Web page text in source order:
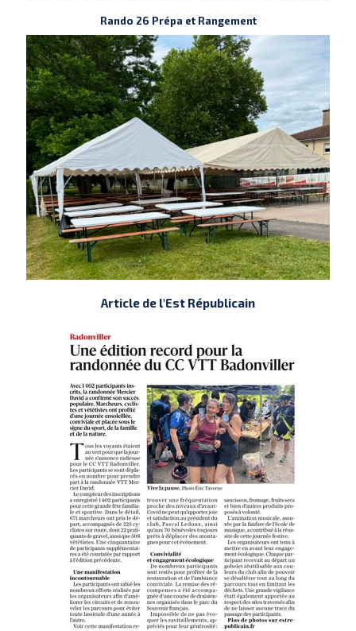
Rando 26 Prépa et Rangement
Article de l'Est Républicain